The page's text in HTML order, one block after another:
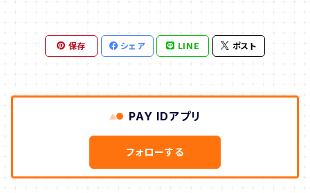
保存 シェア LINE ポスト
PAY IDアプリ
フォローする